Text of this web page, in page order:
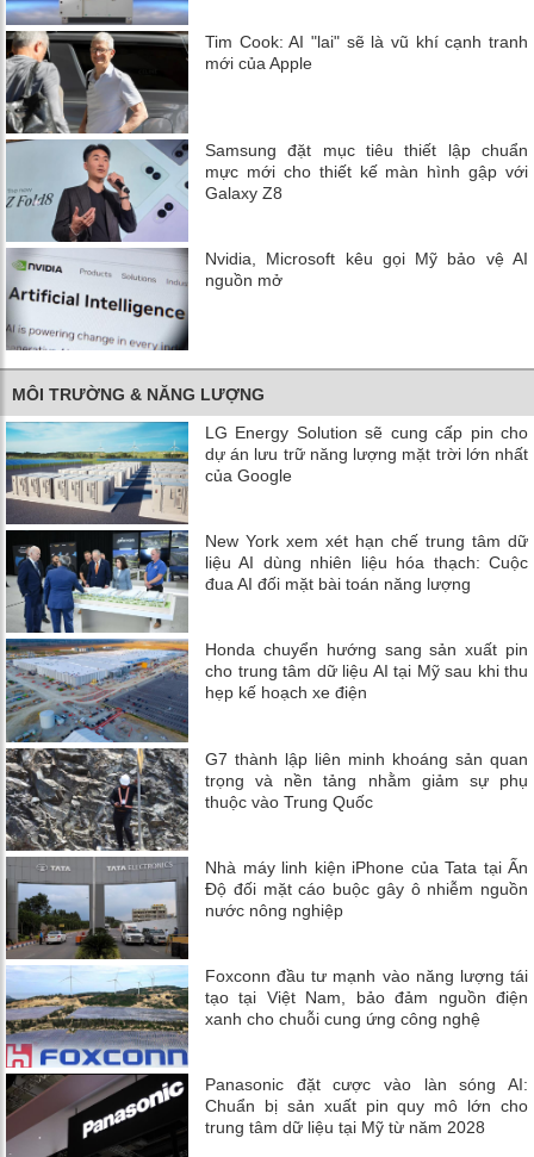
Tim Cook: AI "lai" sẽ là vũ khí cạnh tranh
mới của Apple
Samsung đặt mục tiêu thiết lập chuẩn
mực mới cho thiết kế màn hình gập với
Galaxy Z8
Nvidia, Microsoft kêu gọi Mỹ bảo vệ AI
nguồn mở
MÔI TRƯỜNG & NĂNG LƯỢNG
LG Energy Solution sẽ cung cấp pin cho
dự án lưu trữ năng lượng mặt trời lớn nhất
của Google
New York xem xét hạn chế trung tâm dữ
liệu AI dùng nhiên liệu hóa thạch: Cuộc
đua AI đối mặt bài toán năng lượng
Honda chuyển hướng sang sản xuất pin
cho trung tâm dữ liệu AI tại Mỹ sau khi thu
hẹp kế hoạch xe điện
G7 thành lập liên minh khoáng sản quan
trọng và nền tảng nhằm giảm sự phụ
thuộc vào Trung Quốc
Nhà máy linh kiện iPhone của Tata tại Ấn
Độ đối mặt cáo buộc gây ô nhiễm nguồn
nước nông nghiệp
Foxconn đầu tư mạnh vào năng lượng tái
tạo tại Việt Nam, bảo đảm nguồn điện
xanh cho chuỗi cung ứng công nghệ
Panasonic đặt cược vào làn sóng AI:
Chuẩn bị sản xuất pin quy mô lớn cho
trung tâm dữ liệu tại Mỹ từ năm 2028